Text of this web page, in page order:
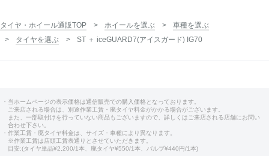
タイヤ・ホイール通販TOP ホイールを選ぶ
車種を選ぶ
タイヤを選ぶ
ST ＋ iceGUARD7(アイスガード) IG70
・当ホームページの表示価格は通信販売での購入価格となっております。
ご来店される場合は、別途作業工賃・廃タイヤ料金がかかる場合がございます。
また、一部取付けを行っていない商品もございますので、詳しくはご来店される店舗にお問い
合わせ下さい。
・作業工賃・廃タイヤ料金は、サイズ・車種により異なります。
※作業工賃は店頭工賃表通りとさせていただきます。
目安:(タイヤ単品¥2,200/1本、廃タイヤ¥550/1本、バルブ¥440円/1本)